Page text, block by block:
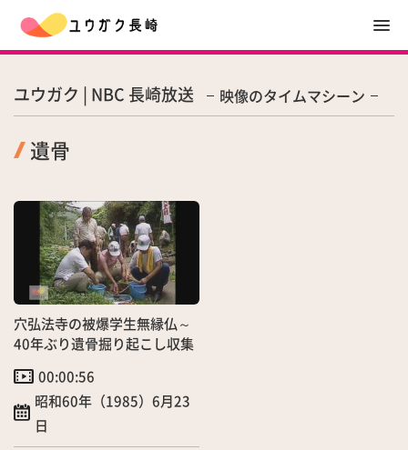
ユウガク | NBC 長崎放送 映像のタイムマシーン
遺骨
穴弘法寺の被爆学生無縁仏～
40年ぶり遺骨掘り起こし収集
00:00:56
昭和60年（1985）6月23
日